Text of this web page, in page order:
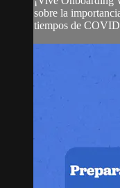
sobre la
tiempos de